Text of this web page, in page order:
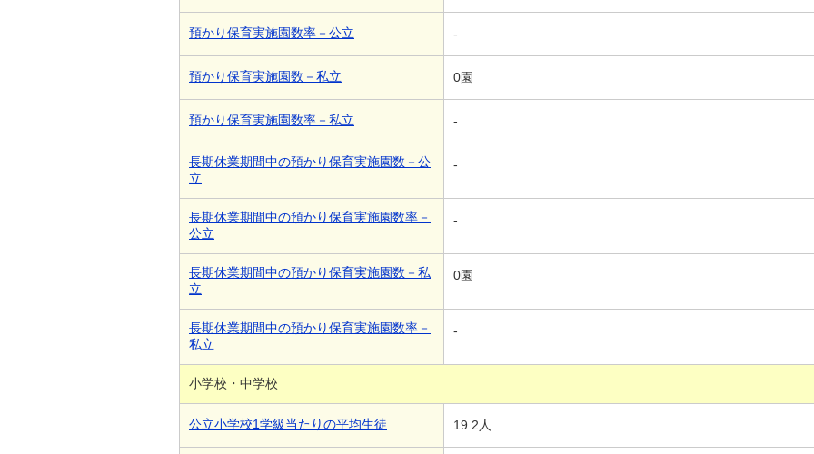
預かり保育実施園数率－公立 -
預かり保育実施園数－私立 0園
預かり保育実施園数率－私立 -
長期休業期間中の預かり保育実施園数－公
立
-
長期休業期間中の預かり保育実施園数率－
公立
-
長期休業期間中の預かり保育実施園数－私
立
0園
長期休業期間中の預かり保育実施園数率－
私立
-
小学校・中学校
公立小学校1学級当たりの平均生徒 19.2人